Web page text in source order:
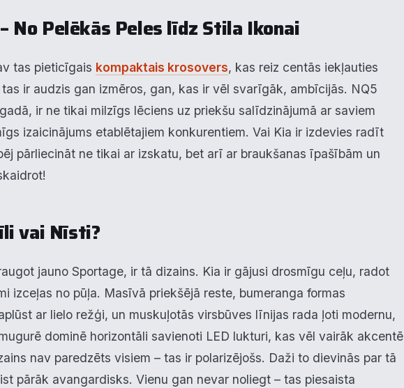
No Pelēkās Peles līdz Stila Ikonai
tas pieticīgais kompaktais krosovers, kas reiz centās iekļauties
ir audzis gan izmēros, gan, kas ir vēl svarīgāk, ambīcijās. NQ5
ir ne tikai milzīgs lēciens uz priekšu salīdzinājumā ar saviem
izaicinājums etablētajiem konkurentiem. Vai Kia ir izdevies radīt
pārliecināt ne tikai ar izskatu, bet arī ar braukšanas īpašībām un
vai Nīsti?
jauno Sportage, ir tā dizains. Kia ir gājusi drosmīgu ceļu, radot
izceļas no pūļa. Masīvā priekšējā reste, bumeranga formas
ar lielo režģi, un muskuļotās virsbūves līnijas rada ļoti modernu,
dominē horizontāli savienoti LED lukturi, kas vēl vairāk akcentē
nav paredzēts visiem – tas ir polarizējošs. Daži to dievinās par tā
pārāk avangardisks. Vienu gan nevar noliegt – tas piesaista